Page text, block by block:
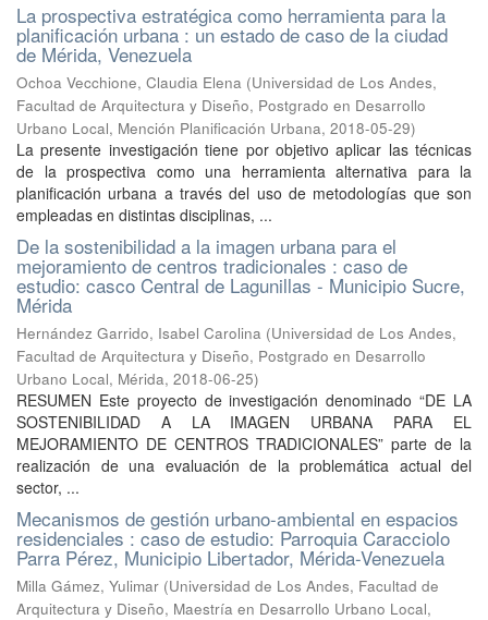
La prospectiva estratégica como herramienta para la
planificación urbana : un estado de caso de la ciudad
de Mérida, Venezuela
Ochoa Vecchione, Claudia Elena (Universidad de Los Andes,
Facultad de Arquitectura y Diseño, Postgrado en Desarrollo
Urbano Local, Mención Planificación Urbana, 2018-05-29)
La presente investigación tiene por objetivo aplicar las técnicas
de la prospectiva como una herramienta alternativa para la
planificación urbana a través del uso de metodologías que son
empleadas en distintas disciplinas, ...
De la sostenibilidad a la imagen urbana para el
mejoramiento de centros tradicionales : caso de
estudio: casco Central de Lagunillas - Municipio Sucre,
Mérida
Hernández Garrido, Isabel Carolina (Universidad de Los Andes,
Facultad de Arquitectura y Diseño, Postgrado en Desarrollo
Urbano Local, Mérida, 2018-06-25)
RESUMEN Este proyecto de investigación denominado “DE LA
SOSTENIBILIDAD A LA IMAGEN URBANA PARA EL
MEJORAMIENTO DE CENTROS TRADICIONALES” parte de la
realización de una evaluación de la problemática actual del
sector, ...
Mecanismos de gestión urbano-ambiental en espacios
residenciales : caso de estudio: Parroquia Caracciolo
Parra Pérez, Municipio Libertador, Mérida-Venezuela
Milla Gámez, Yulimar (Universidad de Los Andes, Facultad de
Arquitectura y Diseño, Maestría en Desarrollo Urbano Local,